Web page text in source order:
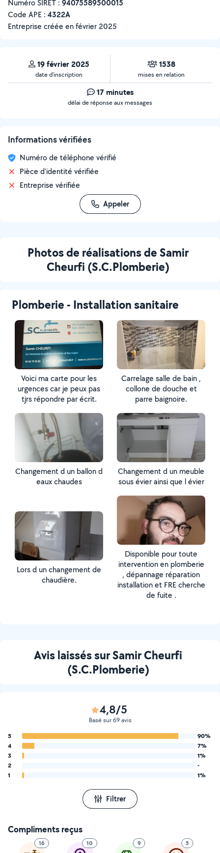
Numéro SIRET : ‍94075589500015
Code APE : 4322A
Entreprise créée enfévrier 2025
19 février 2025
date d’inscription
1538
mises en relation
17 minutes
délai de réponse aux messages
Informations vérifiées
Numéro de téléphone vérifié
Pièce d'identité vérifiée
Entreprise vérifiée
Appeler
Photos de réalisations de Samir
Cheurfi (S.C.Plomberie)
Plomberie - Installation sanitaire
Voici ma carte pour les
urgences car je peux pas
tjrs répondre par écrit.
Carrelage salle de bain ,
collone de douche et
parre baignoire.
Changement d un ballon d
eaux chaudes
Changement d un meuble
sous évier ainsi que l évier
Lors d un changement de
chaudière.
Disponible pour toute
intervention en plomberie
, dépannage réparation
installation et FRE cherche
de fuite .
Avis laissés sur Samir Cheurfi
(S.C.Plomberie)
4,8/5
Basé sur 69 avis
5
90%
4
7%
3
1%
2
-
1
1%
Filtrer
Compliments reçus
16 10 9 5